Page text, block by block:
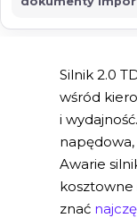
Silnik 2.0
wśród
i
napędowa,
Awarie
kosztowne
znać